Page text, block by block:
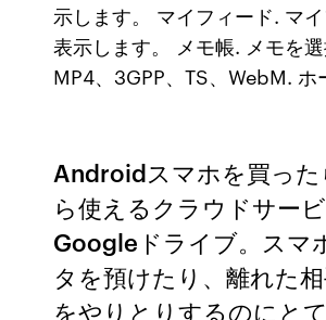
示します。 マイフィード. マ
表示します。 メモ帳. メモを
MP4、3GPP、TS、WebM. ホ
Androidスマホを買った
ら使えるクラウドサービ
Googleドライブ。スマ
タを預けたり、離れた
をやりとりするのにと